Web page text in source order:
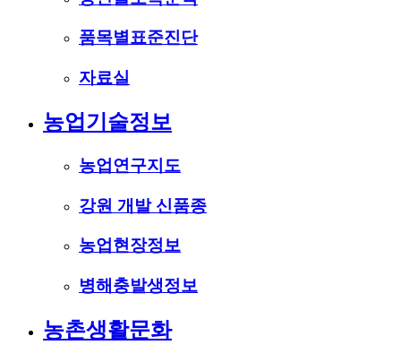
품목별표준진단
자료실
농업기술정보
농업연구지도
강원 개발 신품종
농업현장정보
병해충발생정보
농촌생활문화